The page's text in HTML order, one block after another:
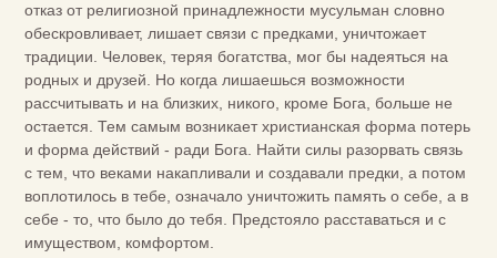
отказ от религиозной принадлежности мусульман словно
обескровливает, лишает связи с предками, уничтожает
традиции. Человек, теряя богатства, мог бы надеяться на
родных и друзей. Но когда лишаешься возможности
рассчитывать и на близких, никого, кроме Бога, больше не
остается. Тем самым возникает христианская форма потерь
и форма действий - ради Бога. Найти силы разорвать связь
с тем, что веками накапливали и создавали предки, а потом
воплотилось в тебе, означало уничтожить память о себе, а в
себе - то, что было до тебя. Предстояло расставаться и с
имуществом, комфортом.